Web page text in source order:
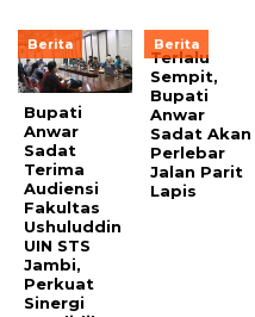
Berita
Bupati
Anwar
Sadat
Terima
Audiensi
Fakultas
Ushuluddin
UIN STS
Jambi,
Perkuat
Sinergi
Berita
Terlalu
Sempit,
Bupati
Anwar
Sadat Akan
Perlebar
Jalan Parit
Lapis